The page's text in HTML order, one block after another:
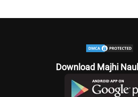
Download Majhi